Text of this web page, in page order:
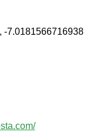
-7.0181566716938